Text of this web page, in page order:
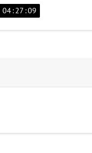
04:27 :08